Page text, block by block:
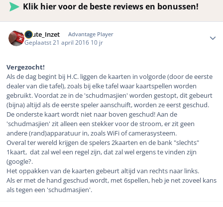
Klik hier voor de beste reviews en bonussen!
Foute_Inzet Advantage Player
Geplaatst 21 april 2016 10 jr
Vergezocht!
Als de dag begint bij H.C. liggen de kaarten in volgorde (door de eerste
dealer van die tafel), zoals bij elke tafel waar kaartspellen worden
gebruikt. Voordat ze in de 'schudmasjien' worden gestopt, dit gebeurt
(bijna) altijd als de eerste speler aanschuift, worden ze eerst geschud.
De onderste kaart wordt niet naar boven geschud! Aan de
'schudmasjien' zit alleen een stekker voor de stroom, er zit geen
andere (rand)apparatuur in, zoals WiFi of camerasysteem.
Overal ter wereld krijgen de spelers 2kaarten en de bank "slechts"
1kaart, dat zal wel een regel zijn, dat zal wel ergens te vinden zijn
(google?.
Het oppakken van de kaarten gebeurt altijd van rechts naar links.
Als er met de hand geschud wordt, met 6spellen, heb je net zoveel kans
als tegen een 'schudmasjien'.